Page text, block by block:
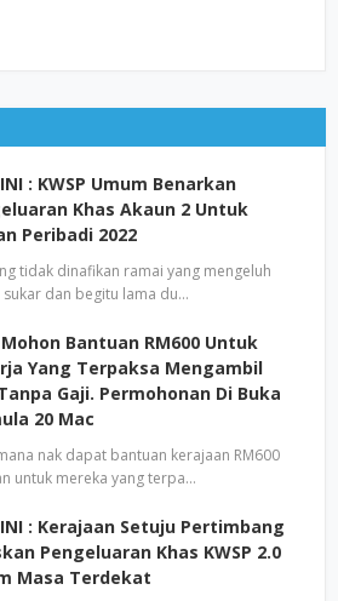
: KWSP Umum Benarkan
Khas Akaun 2 Untuk
Peribadi 2022
tidak dinafikan ramai yang mengeluh
sukar dan begitu lama du…
Bantuan RM600 Untuk
Yang Terpaksa Mengambil
Gaji. Permohonan Di Buka
20 Mac
nak dapat bantuan kerajaan RM600
untuk mereka yang terpa…
: Kerajaan Setuju Pertimbang
Pengeluaran Khas KWSP 2.0
Masa Terdekat